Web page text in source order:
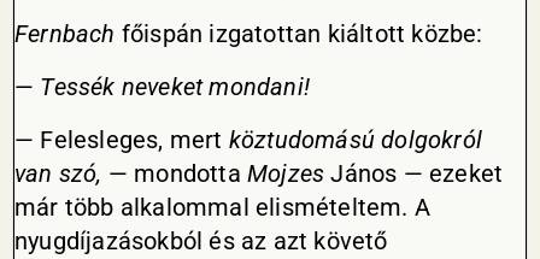
Fernbach főispán izgatottan kiáltott közbe:
— Tessék neveket mondani!
— Felesleges, mert köztudomású dolgokról
van szó, — mondottaMojzes János — ezeket
már több alkalommal elismételtem. A
nyugdíjazásokból és az azt követő